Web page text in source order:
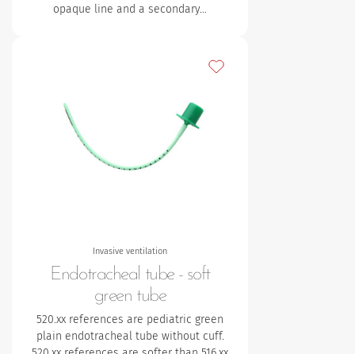
opaque line and a secondary…
Invasive ventilation
Endotracheal tube - soft
green tube
520.xx references are pediatric green
plain endotracheal tube without cuff.
Lägg till bland mina